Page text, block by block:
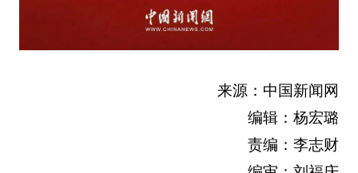
来源：中国新闻网
编辑：杨宏璐
责编：李志财